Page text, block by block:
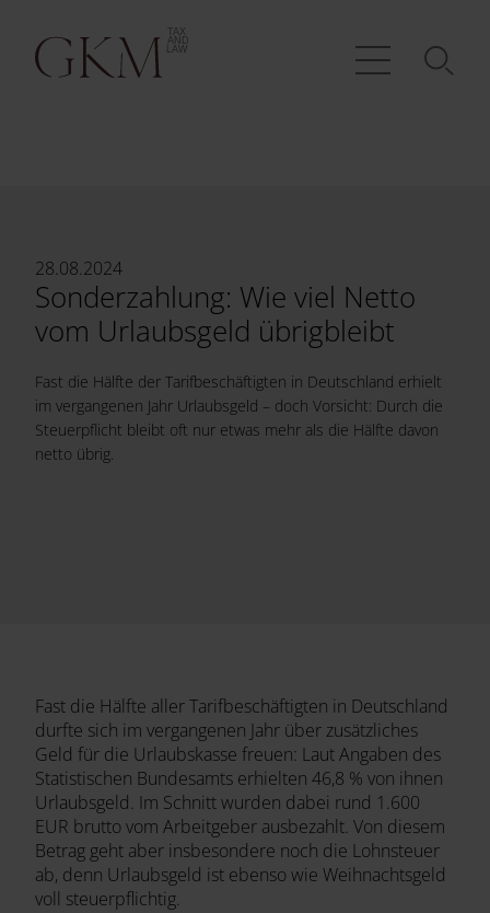
28.08.2024
Sonderzahlung: Wie viel Netto
vom Urlaubsgeld übrigbleibt
Fast die Hälfte der Tarifbeschäftigten in Deutschland erhielt
im vergangenen Jahr Urlaubsgeld – doch Vorsicht: Durch die
Steuerpflicht bleibt oft nur etwas mehr als die Hälfte davon
netto übrig.
Fast die Hälfte aller Tarifbeschäftigten in Deutschland
durfte sich im vergangenen Jahr über zusätzliches
Geld für die Urlaubskasse freuen: Laut Angaben des
Statistischen Bundesamts erhielten 46,8 % von ihnen
Urlaubsgeld. Im Schnitt wurden dabei rund 1.600
EUR brutto vom Arbeitgeber ausbezahlt. Von diesem
Betrag geht aber insbesondere noch die Lohnsteuer
ab, denn Urlaubsgeld ist ebenso wie Weihnachtsgeld
voll steuerpflichtig.